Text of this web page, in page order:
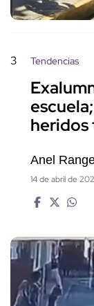
3 Tendencias
heridos
Anel
14 de abril de